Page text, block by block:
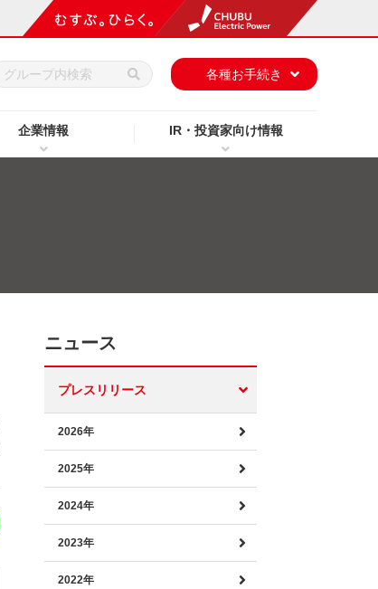
企業情報 IR・投資家向け情報
各種お手続き
ニュース
プレスリリース
2026年
2025年
2024年
2023年
2022年